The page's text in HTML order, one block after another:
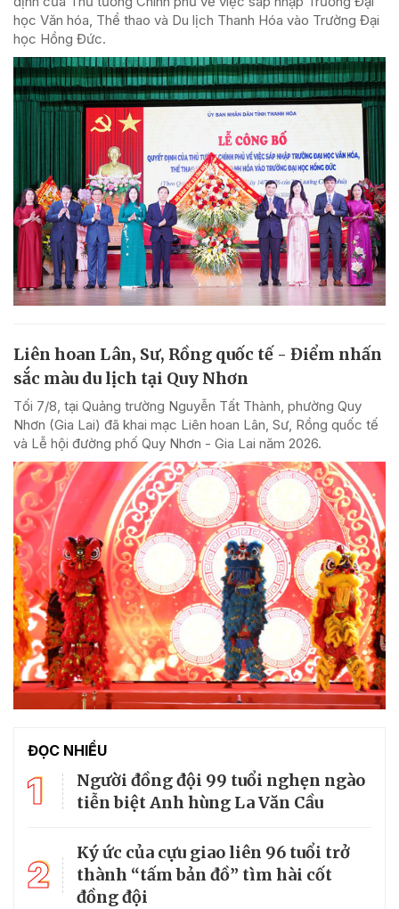
học Văn hóa, Thể thao và Du lịch Thanh Hóa vào Trường Đại
học Hồng Đức.
Liên hoan Lân, Sư, Rồng quốc tế - Điểm nhấn
sắc màu du lịch tại Quy Nhơn
Tối 7/8, tại Quảng trường Nguyễn Tất Thành, phường Quy
Nhơn (Gia Lai) đã khai mạc Liên hoan Lân, Sư, Rồng quốc tế
và Lễ hội đường phố Quy Nhơn - Gia Lai năm 2026.
ĐỌC NHIỀU
1
Người đồng đội 99 tuổi nghẹn ngào
tiễn biệt Anh hùng La Văn Cầu
2
Ký ức của cựu giao liên 96 tuổi trở
thành “tấm bản đồ” tìm hài cốt
đồng đội